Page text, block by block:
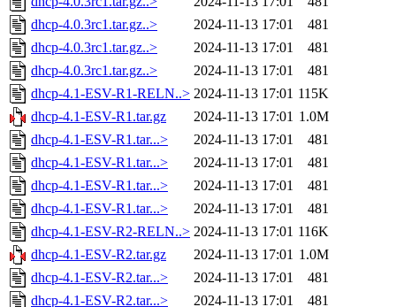
dhcp-4.0.3rc1.tar.gz..>
2024-11-13 17:01
481
dhcp-4.0.3rc1.tar.gz..>
2024-11-13 17:01
481
dhcp-4.0.3rc1.tar.gz..>
2024-11-13 17:01
481
dhcp-4.1-ESV-R1-RELN..> 2024-11-13 17:01 115K
dhcp-4.1-ESV-R1.tar.gz
2024-11-13 17:01 1.0M
dhcp-4.1-ESV-R1.tar...>
2024-11-13 17:01
481
dhcp-4.1-ESV-R1.tar...>
2024-11-13 17:01
481
dhcp-4.1-ESV-R1.tar...>
2024-11-13 17:01
481
dhcp-4.1-ESV-R1.tar...>
2024-11-13 17:01
481
dhcp-4.1-ESV-R2-RELN..> 2024-11-13 17:01 116K
dhcp-4.1-ESV-R2.tar.gz
2024-11-13 17:01 1.0M
dhcp-4.1-ESV-R2.tar...>
2024-11-13 17:01
481
dhcp-4.1-ESV-R2.tar...>
2024-11-13 17:01
481